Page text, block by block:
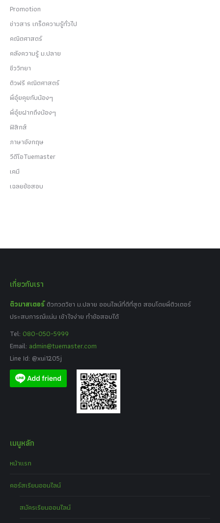
Promotion
ข่าวสาร เกร็ดความรู้ทั่วไป
คณิตศาสตร์
คลังความรู้ ม.ปลาย
ชีววิทยา
ติวฟรี คณิตศาสตร์
พี่อุ๋ยคุยกับน้องๆ
พี่อุ๋ยฝากถึงน้องๆ
ฟิสิกส์
ภาษาอังกฤษ
วีดีโอTuemaster
เคมี
เฉลยข้อสอบ
เกี่ยวกับเรา
ติวมาสเตอร์ ติวกวดวิชา ม.ปลาย ออนไลน์ที่ดีที่สุด สอนโดยพี่ติวเตอร์
ประสบการณ์แน่น เข้าใจง่าย ทำข้อสอบได้
Tel: 080-050-5999
Email: admin@tuemaster.com
Line Id: @xui1205j
เมนูหลัก
หน้าแรก
คอร์สเรียนออนไลน์
สมัครเรียนออนไลน์